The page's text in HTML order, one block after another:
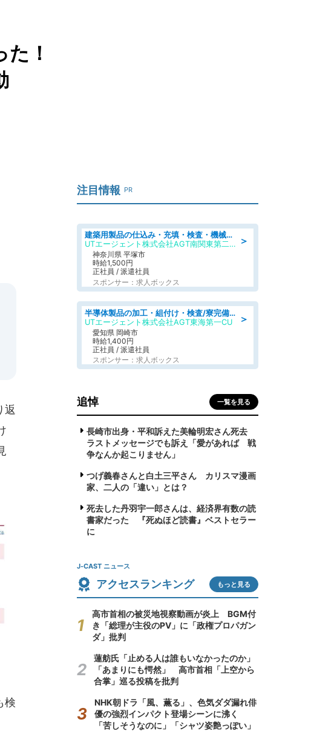
！
返
検
注目情報 PR
＞
建築用製品の仕込み・充填・検査・機械操作/寮完備/日払い/工場・製造
UTエージェント株式会社AGT南関東第二CU
神奈川県 平塚市
時給1,500円
正社員 / 派遣社員
スポンサー：求人ボックス
＞
半導体製品の加工・組付け・検査/寮完備/日勤/日払い/工場・製造
UTエージェント株式会社AGT東海第一CU
愛知県 岡崎市
時給1,400円
正社員 / 派遣社員
スポンサー：求人ボックス
追悼 一覧を見る
長崎市出身・平和訴えた美輪明宏さん死去
ラストメッセージでも訴え「愛があれば 戦
争なんか起こりません」
つげ義春さんと白土三平さん カリスマ漫画
家、二人の「違い」とは？
死去した丹羽宇一郎さんは、経済界有数の読
書家だった 『死ぬほど読書』ベストセラー
に
J-CAST ニュース
アクセスランキング もっと見る
高市首相の被災地視察動画が炎上 BGM付
き「総理が主役のPV」に「政権プロパガン
ダ」批判
蓮舫氏「止める人は誰もいなかったのか」
「あまりにも愕然」 高市首相「上空から
合掌」巡る投稿を批判
NHK朝ドラ「風、薫る」、色気ダダ漏れ俳
優の強烈インパクト登場シーンに沸く
「苦しそうなのに」「シャツ姿艶っぽい」